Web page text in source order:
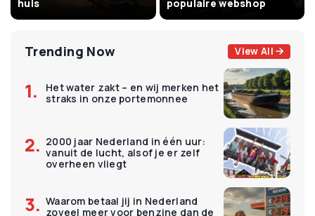
huis
populaire webshop
Trending Now View All
Het water zakt – en wij merken het
straks in onze portemonnee
2000 jaar Nederland in één uur:
vanuit de lucht, alsof je er zelf
overheen vliegt
Waarom betaal jij in Nederland
zoveel meer voor benzine dan de